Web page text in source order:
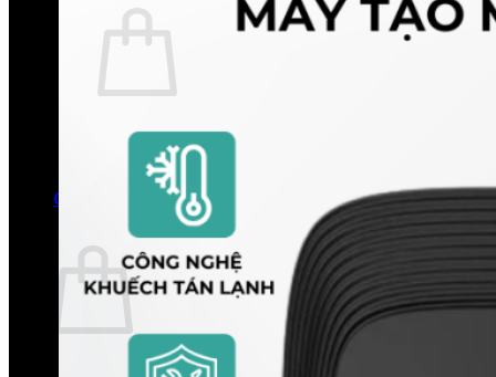
Quay trở lại cửa hàng
0
Giỏ hàng
Chưa có sản phẩm trong giỏ hàng.